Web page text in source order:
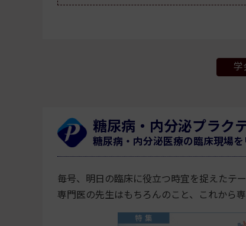
学
糖尿病・内分泌プラク
糖尿病・内分泌医療の臨床現場
毎号、明日の臨床に役立つ時宜を捉えたテ
専門医の先生はもちろんのこと、これから